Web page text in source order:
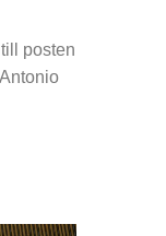
posten